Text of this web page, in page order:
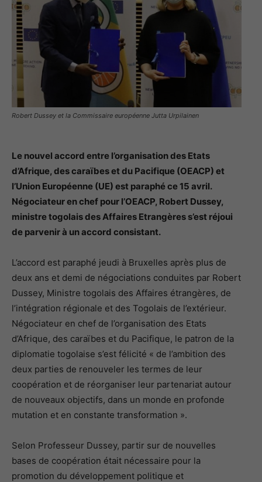
Robert Dussey et la Commissaire européenne Jutta Urpilainen
Le nouvel accord entre l’organisation des Etats
d’Afrique, des caraïbes et du Pacifique (OEACP) et
l’Union Européenne (UE) est paraphé ce 15 avril.
Négociateur en chef pour l’OEACP, Robert Dussey,
ministre togolais des Affaires Etrangères s’est réjoui
de parvenir à un accord consistant.
L’accord est paraphé jeudi à Bruxelles après plus de
deux ans et demi de négociations conduites par Robert
Dussey, Ministre togolais des Affaires étrangères, de
l’intégration régionale et des Togolais de l’extérieur.
Négociateur en chef de l’organisation des Etats
d’Afrique, des caraïbes et du Pacifique, le patron de la
diplomatie togolaise s’est félicité « de l’ambition des
deux parties de renouveler les termes de leur
coopération et de réorganiser leur partenariat autour
de nouveaux objectifs, dans un monde en profonde
mutation et en constante transformation ».
Selon Professeur Dussey, partir sur de nouvelles
bases de coopération était nécessaire pour la
promotion du développement politique et